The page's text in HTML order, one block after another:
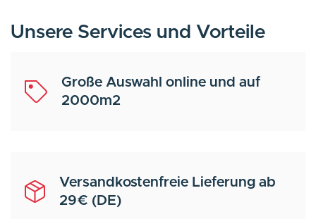
Unsere Services und Vorteile
Große Auswahl online und auf
2000m2
Versandkostenfreie Lieferung ab
29€ (DE)